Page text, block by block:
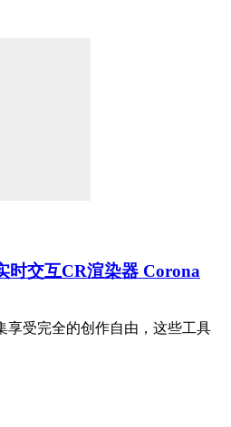
时交互CR渲染器 Corona
享受完全的创作自由，这些工具